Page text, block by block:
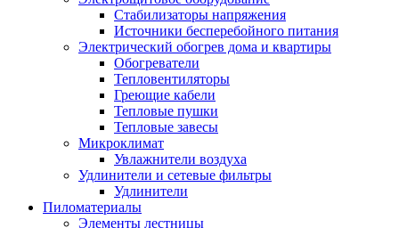
Стабилизаторы напряжения
Источники бесперебойного питания
Электрический обогрев дома и квартиры
Обогреватели
Тепловентиляторы
Греющие кабели
Тепловые пушки
Тепловые завесы
Микроклимат
Увлажнители воздуха
Удлинители и сетевые фильтры
Удлинители
Пиломатериалы
Элементы лестницы